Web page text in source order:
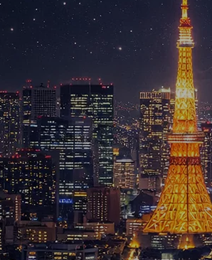
運命予報占いとは
記事カテゴリー
ブログ
スポーツ